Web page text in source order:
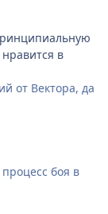
в
от Вектора, да
боя в